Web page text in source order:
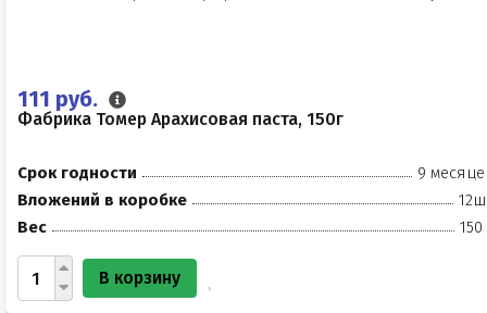
111 руб.
Фабрика Томер Арахисовая паста, 150г
Срок годности
9
Вложений в коробке
Вес
150
В корзину